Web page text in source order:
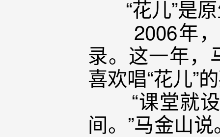
“花儿”是原
2006年，
录。这一年，
喜欢唱“花儿”
“课堂就设
间。”马金山